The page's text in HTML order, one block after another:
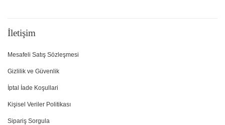
İletişim
Mesafeli Satış Sözleşmesi
Gizlilik ve Güvenlik
İptal İade Koşullari
Kişisel Veriler Politikası
Sipariş Sorgula